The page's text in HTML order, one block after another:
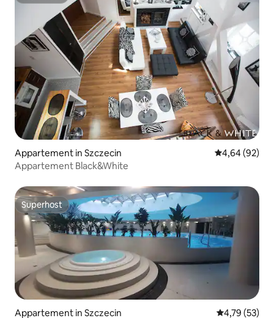
Appartement in Szczecin Gemiddelde
4,64 (92)
Appartement Black&White
Superhost
Superhost
Appartement in Szczecin Gemiddelde
4,79 (53)